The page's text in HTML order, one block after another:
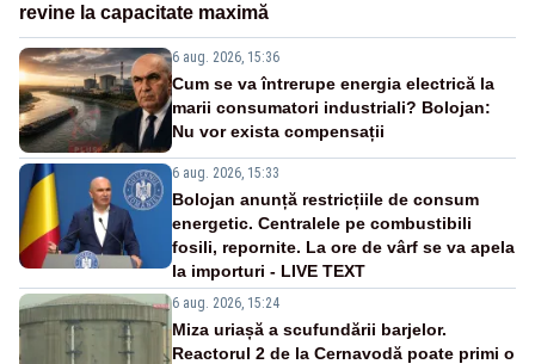
revine la capacitate maximă
6 aug. 2026, 15:36
Cum se va întrerupe energia electrică la
marii consumatori industriali? Bolojan:
Nu vor exista compensații
6 aug. 2026, 15:33
Bolojan anunță restricțiile de consum
energetic. Centralele pe combustibili
fosili, repornite. La ore de vârf se va apela
la importuri - LIVE TEXT
6 aug. 2026, 15:24
Miza uriașă a scufundării barjelor.
Reactorul 2 de la Cernavodă poate primi o